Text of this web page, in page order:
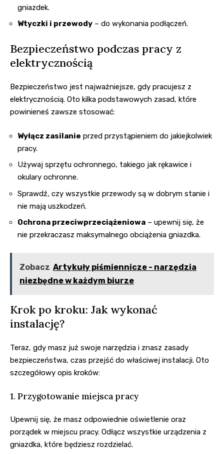
gniazdek.
Wtyczki i przewody – do wykonania podłączeń.
Bezpieczeństwo podczas pracy z
elektrycznością
Bezpieczeństwo jest najważniejsze, gdy pracujesz z
elektrycznością. Oto kilka podstawowych zasad, które
powinieneś zawsze stosować:
Wyłącz zasilanie przed przystąpieniem do jakiejkolwiek
pracy.
Używaj sprzętu ochronnego, takiego jak rękawice i
okulary ochronne.
Sprawdź, czy wszystkie przewody są w dobrym stanie i
nie mają uszkodzeń.
Ochrona przeciwprzeciążeniowa – upewnij się, że
nie przekraczasz maksymalnego obciążenia gniazdka.
Zobacz Artykuły piśmiennicze - narzędzia
niezbędne w każdym biurze
Krok po kroku: Jak wykonać
instalację?
Teraz, gdy masz już swoje narzędzia i znasz zasady
bezpieczeństwa, czas przejść do właściwej instalacji. Oto
szczegółowy opis kroków:
1. Przygotowanie miejsca pracy
Upewnij się, że masz odpowiednie oświetlenie oraz
porządek w miejscu pracy. Odłącz wszystkie urządzenia z
gniazdka, które będziesz rozdzielać.